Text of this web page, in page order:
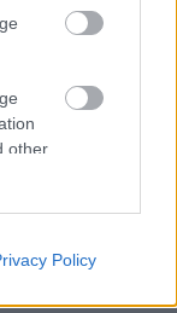
other
Policy